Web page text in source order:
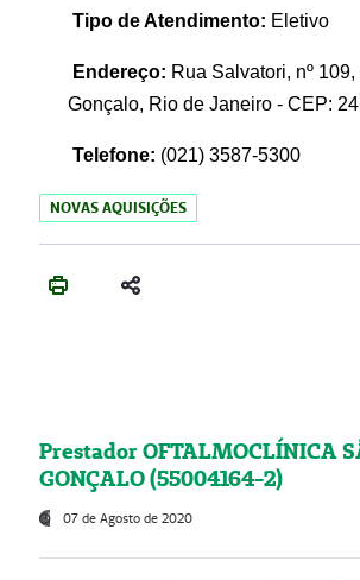
Tipo de Atendimento: Eletivo
Endereço: Rua Salvatori, nº
Gonçalo, Rio de Janeiro - CEP:
Telefone: (021) 3587-5300
NOVAS AQUISIÇÕES
Prestador OFTALMOCLÍNICA
GONÇALO (55004164-2)
07 de Agosto de 2020